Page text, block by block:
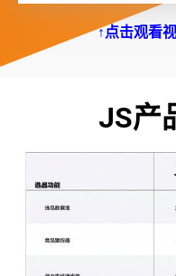
↑点击观看
JS产